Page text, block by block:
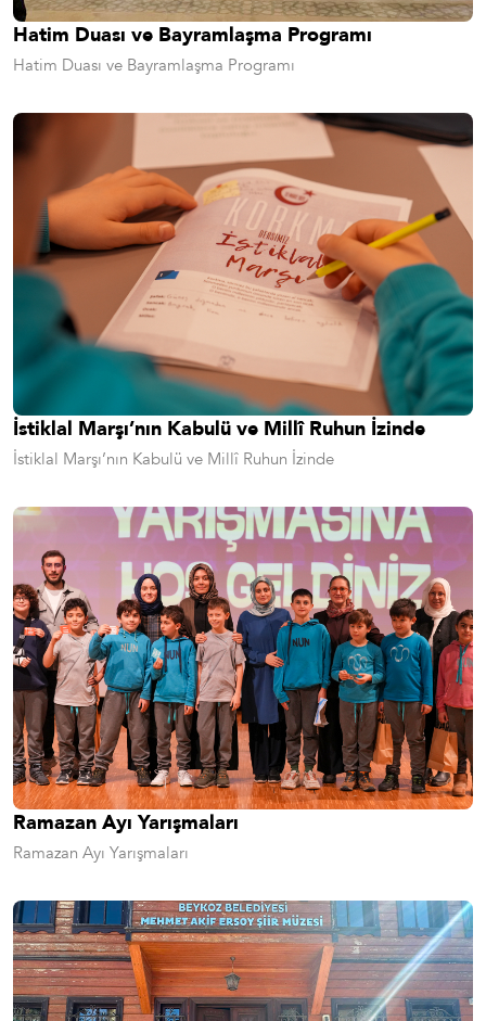
Hatim Duası ve Bayramlaşma Programı
Hatim Duası ve Bayramlaşma Programı
İstiklal Marşı’nın Kabulü ve Millî Ruhun İzinde
İstiklal Marşı’nın Kabulü ve Millî Ruhun İzinde
Ramazan Ayı Yarışmaları
Ramazan Ayı Yarışmaları